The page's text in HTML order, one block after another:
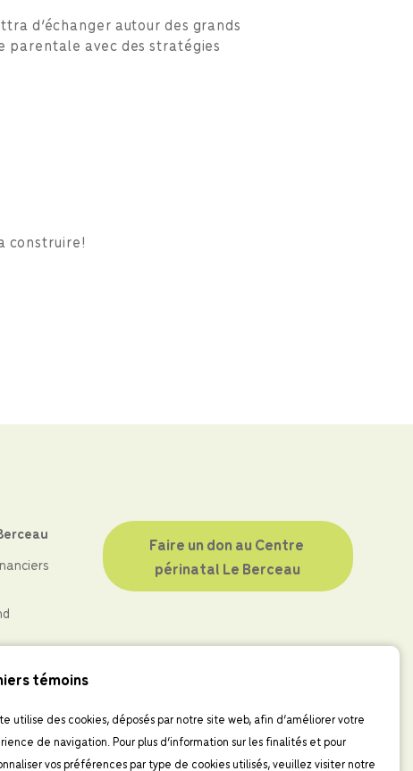
d’échanger autour des grands
parentale avec des stratégies
construire!
Faire un don au Centre
périnatal Le Berceau
témoins
utilise des cookies, déposés par notre site web, afin d’améliorer votre
de navigation. Pour plus d’information sur les finalités et pour
vos préférences par type de cookies utilisés, veuillez visiter notre